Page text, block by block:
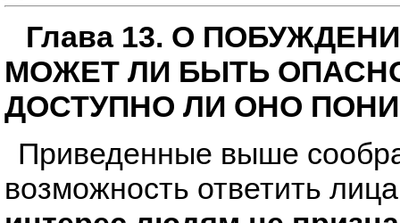
Глава 13. О
МОЖЕТ ЛИ БЫТЬ
ДОСТУПНО ЛИ ОНО
Приведенные выше
возможность ответить